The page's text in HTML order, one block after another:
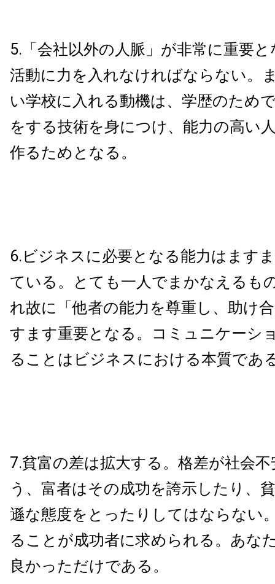
5.「会社以外の人脈」が非常に重要
活動に力を入れなければならない。
い学校に入れる動機は、学歴のため
をする技術を身につけ、能力の高い
作るためとなる。
6.ビジネスに必要となる能力はます
ている。とても一人でまかなえるも
れ故に「他者の能力を尊重し、助け
すます重要となる。コミュニケーシ
ることはビジネスにおける本質であ
7.貧富の差は拡大する。格差が社会
う、富者はその成功を誇示したり、
遜な態度をとったりしてはならない
ることが成功者に求められる。あな
良かっただけである。